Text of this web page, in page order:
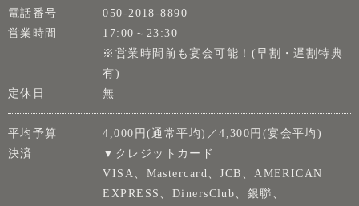
電話番号
050-2018-8890
営業時間
17:00～23:30
※営業時間前も宴会可能！(早割・遅割特典
有)
定休日
無
平均予算
4,000円(通常平均)／4,300円(宴会平均)
決済
▼クレジットカード
VISA、Mastercard、JCB、AMERICAN
EXPRESS、DinersClub、銀聯、